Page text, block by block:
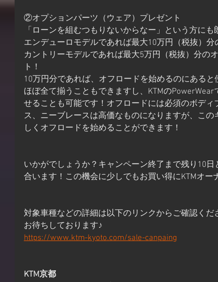
②オプションパーツ（ウェア）プレゼント
「ローンを組むつもりないからなー」という方にも
エンデューロモデルであれば最大10万円（税抜）
カントリーモデルであれば最大5万円（税抜）分の
ト！
10万円分であれば、オフロードを始めるのにある
ほぼ全て揃うこともできますし、KTMの
せることも可能です！オフロードには必須のボデ
ス、ニーブレースは高価なものになりますが、こ
しくオフロードを始めることができます！
いかがでしょうか？キャンペーン終了まで残り10
合います！この機会に少しでもお買い得にKTMオー
対象車種などの詳細は以下のリンクからご確認く
お待ちしております♪
https://www.ktm-kyoto.com/sale-canpaing
KTM京都